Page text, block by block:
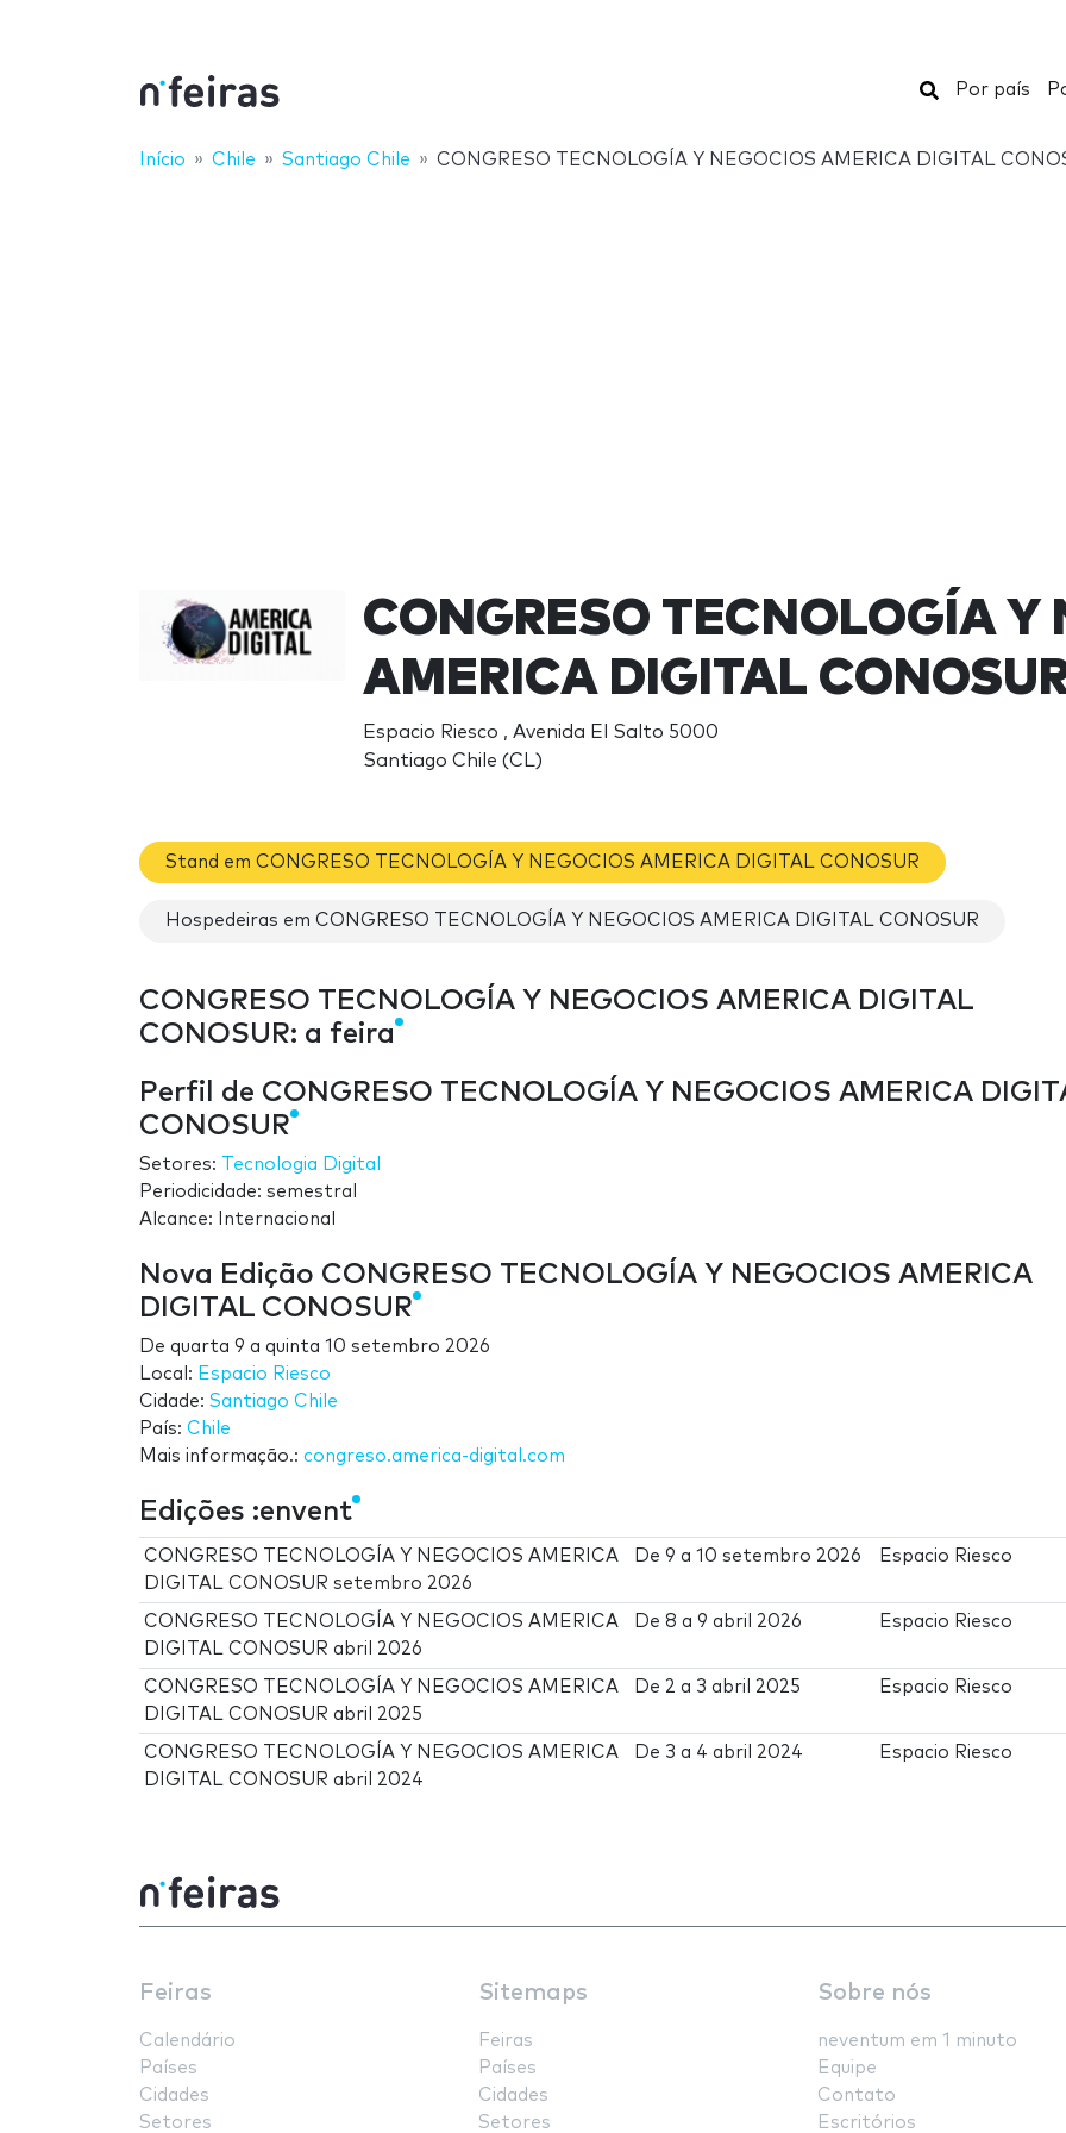
Buscar
Por país
Início Chile Santiago Chile CONGRESO TECNOLOGÍA Y NEGOCIOS AMERICA DIGITAL
CONGRESO TECNOLOGÍA Y
AMERICA DIGITAL
Espacio Riesco , Avenida El Salto 5000
Santiago Chile (CL)
Stand em CONGRESO TECNOLOGÍA Y NEGOCIOS AMERICA DIGITAL CONOSUR
Hospedeiras em CONGRESO TECNOLOGÍA Y NEGOCIOS AMERICA DIGITAL CONOSUR
CONGRESO TECNOLOGÍA Y NEGOCIOS AMERICA DIGITAL
CONOSUR: a feira
Perfil de CONGRESO TECNOLOGÍA Y NEGOCIOS AMERICA
CONOSUR
Setores: Tecnologia Digital
Periodicidade: semestral
Alcance: Internacional
Nova Edição CONGRESO TECNOLOGÍA Y NEGOCIOS AMERICA
DIGITAL CONOSUR
De quarta 9 a quinta 10 setembro 2026
Local: Espacio Riesco
Cidade: Santiago Chile
País: Chile
Mais informação.: congreso.america-digital.com
Edições :envent
CONGRESO TECNOLOGÍA Y NEGOCIOS AMERICA
DIGITAL CONOSUR setembro 2026
De9 a10 setembro 2026 Espacio Riesco
CONGRESO TECNOLOGÍA Y NEGOCIOS AMERICA
DIGITAL CONOSUR abril 2026
De8 a9 abril 2026 Espacio Riesco
CONGRESO TECNOLOGÍA Y NEGOCIOS AMERICA
DIGITAL CONOSUR abril 2025
De 2 a 3 abril 2025 Espacio Riesco
CONGRESO TECNOLOGÍA Y NEGOCIOS AMERICA
DIGITAL CONOSUR abril 2024
De 3 a 4 abril 2024 Espacio Riesco
Feiras
Calendário
Países
Cidades
Setores
Sitemaps
Feiras
Países
Cidades
Setores
Sobre nós
neventum em 1 minuto
Equipe
Contato
Escritórios